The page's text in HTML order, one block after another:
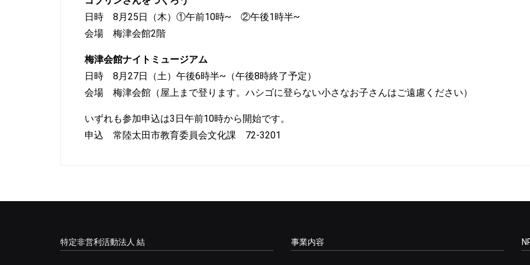
日時 8月25日（木）①午前10時~ ②午後1時半~
会場 梅津会館2階
梅津会館ナイトミュージアム
日時 8月27日（土）午後6時半~（午後8時終了予定）
会場 梅津会館（屋上まで登ります。ハシゴに登らない小さなお子さんはご遠慮ください）
いずれも参加申込は3日午前10時から開始です。
申込 常陸太田市教育委員会文化課 72-3201
特定非営利活動法人 結 事業内容